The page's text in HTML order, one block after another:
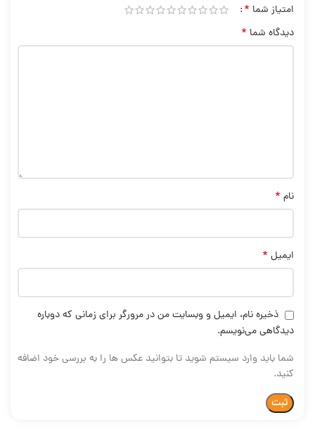
امتیاز شما *
دیدگاه شما *
نام *
ایمیل *
ذخیره نام، ایمیل و وبسایت من در مرورگر برای زمانی که دوباره
دیدگاهی می‌نویسم.
شما باید وارد سیستم شوید تا بتوانید عکس ها را به بررسی خود اضافه
کنید.